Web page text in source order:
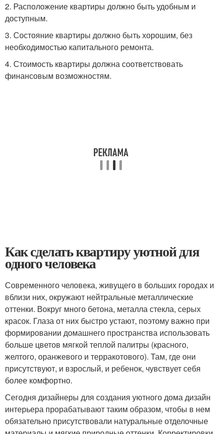
2. Расположение квартиры должно быть удобным и
доступным.
3. Состояние квартиры должно быть хорошим, без
необходимостью капитального ремонта.
4. Стоимость квартиры должна соответствовать
финансовым возможностям.
Как сделать квартиру уютной для
одного человека
Современного человека, живущего в больших городах и
вблизи них, окружают нейтральные металлические
оттенки. Вокруг много бетона, металла стекла, серых
красок. Глаза от них быстро устают, поэтому важно при
формировании домашнего пространства использовать
больше цветов мягкой теплой палитры (красного,
желтого, оранжевого и терракотового). Там, где они
присутствуют, и взрослый, и ребенок, чувствует себя
более комфортно.
Сегодня дизайнеры для создания уютного дома дизайн
интерьера прорабатывают таким образом, чтобы в нем
обязательно присутствовали натуральные отделочные